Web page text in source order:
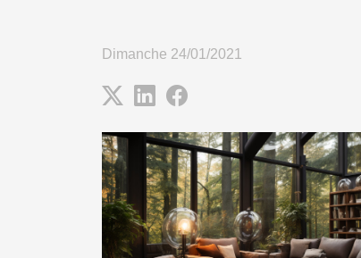
Dimanche 24/01/2021